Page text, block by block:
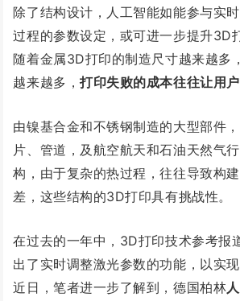
除了结构设计，人工智能如能参与实
过程的参数设定，或可进一步提升3D
随着金属3D打印的制造尺寸越来越多
越来越多，打印失败的成本往往让用
由镍基合金和不锈钢制造的大型部件
片、管道，及航空航天和石油天然气
构，由于复杂的热过程，往往导致构
差，这些结构的3D打印具有挑战性。
在过去的一年中，3D打印技术参考报
出了实时调整激光参数的功能，以实
近日，笔者进一步了解到，德国柏林